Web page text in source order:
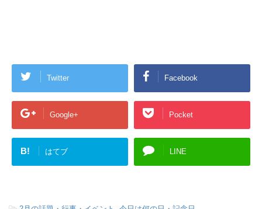
Twitter Facebook
Google+ Pocket
B! はてブ LINE